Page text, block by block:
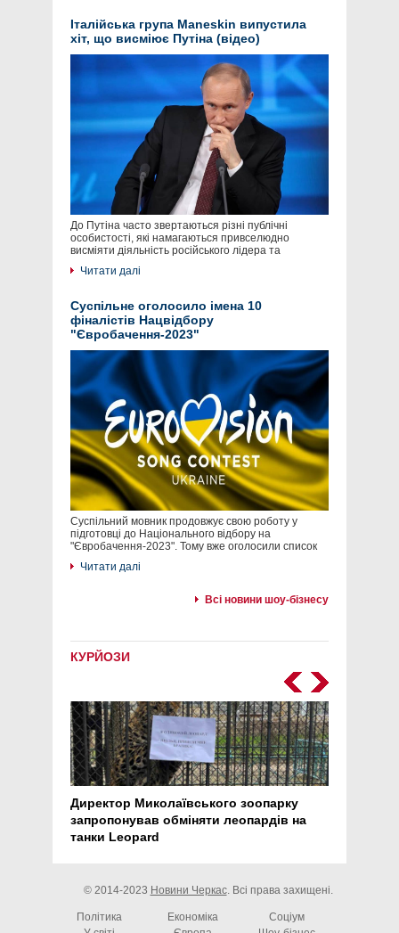
Італійська група Maneskin випустила
хіт, що висміює Путіна (відео)
До Путіна часто звертаються різні публічні
особистості, які намагаються привселюдно
висміяти діяльність російського лідера та
Читати далі
Суспільне оголосило імена 10
фіналістів Нацвідбору
"Євробачення-2023"
Суспільний мовник продовжує свою роботу у
підготовці до Національного відбору на
"Євробачення-2023". Тому вже оголосили список
Читати далі
Всі новини шоу-бізнесу
КУРЙОЗИ
Директор Миколаївського зоопарку
запропонував обміняти леопардів на
танки Leopard
© 2014-2023 Новини Черкас. Всі права захищені.
Політика Економіка
Соціум